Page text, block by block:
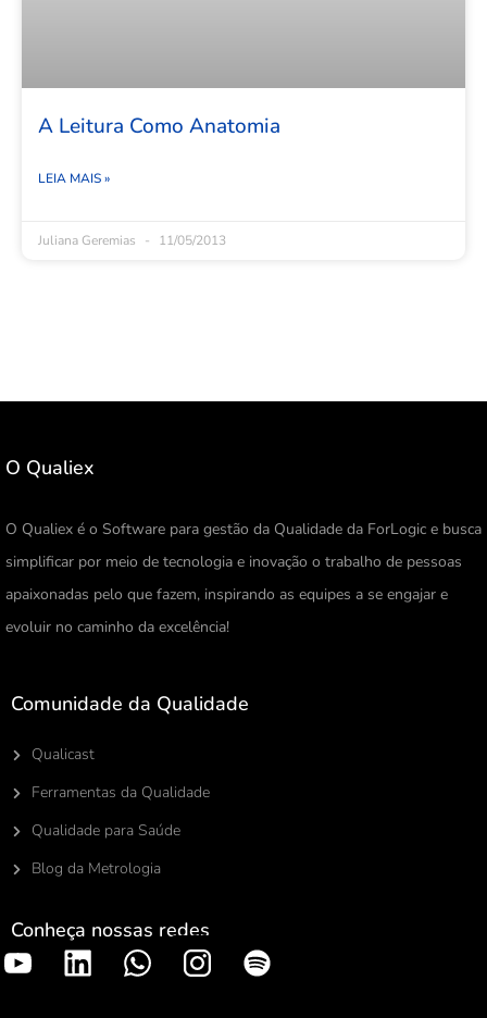
A Leitura Como Anatomia
LEIA MAIS »
Juliana Geremias 11/05/2013
O Qualiex
O Qualiex é o Software para gestão da Qualidade da ForLogic e busca
simplificar por meio de tecnologia e inovação o trabalho de pessoas
apaixonadas pelo que fazem, inspirando as equipes a se engajar e
evoluir no caminho da excelência!
Comunidade da Qualidade
Qualicast
Ferramentas da Qualidade
Qualidade para Saúde
Blog da Metrologia
Conheça nossas redes
S